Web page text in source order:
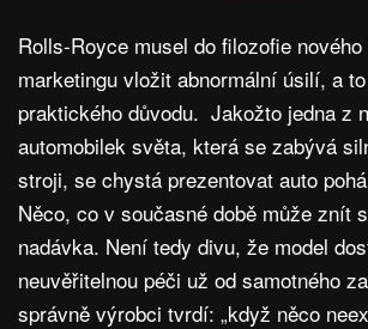
Rolls-Royce musel do filozofie
marketingu vložit abnormální úsilí, a
praktického důvodu. Jakožto jedna z
automobilek světa, která se zabývá
stroji, se chystá prezentovat auto
Něco, co v současné době může znít
nadávka. Není tedy divu, že model
neuvěřitelnou péči už od samotného
správně výrobci tvrdí: „když něco